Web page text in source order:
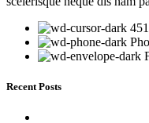
Recent Posts